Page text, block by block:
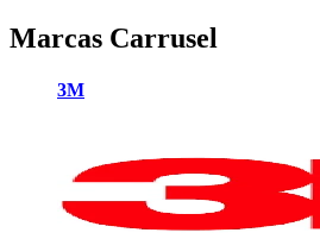
Marcas Carrusel
3M